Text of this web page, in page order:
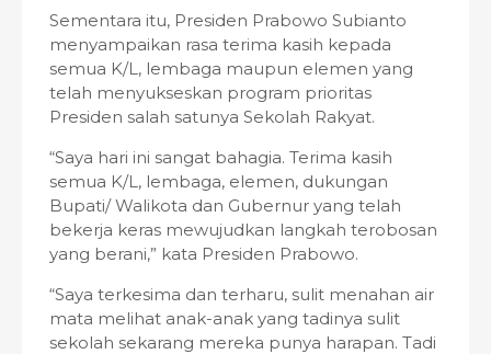
Sementara itu, Presiden Prabowo Subianto
menyampaikan rasa terima kasih kepada
semua K/L, lembaga maupun elemen yang
telah menyukseskan program prioritas
Presiden salah satunya Sekolah Rakyat.
“Saya hari ini sangat bahagia. Terima kasih
semua K/L, lembaga, elemen, dukungan
Bupati/ Walikota dan Gubernur yang telah
bekerja keras mewujudkan langkah terobosan
yang berani,” kata Presiden Prabowo.
“Saya terkesima dan terharu, sulit menahan air
mata melihat anak-anak yang tadinya sulit
sekolah sekarang mereka punya harapan. Tadi